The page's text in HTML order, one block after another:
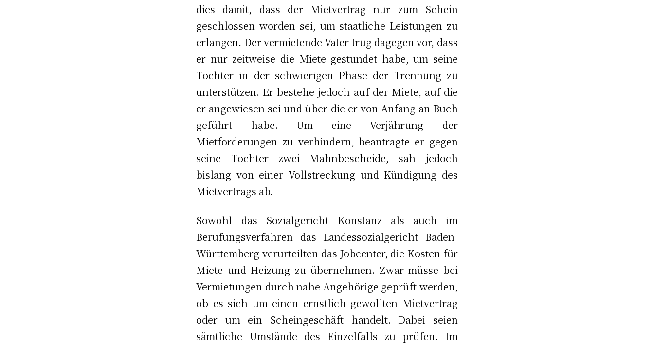
dies damit, dass der Mietvertrag nur zum Schein
geschlossen worden sei, um staatliche Leistungen zu
erlangen. Der vermietende Vater trug dagegen vor, dass
er nur zeitweise die Miete gestundet habe, um seine
Tochter in der schwierigen Phase der Trennung zu
unterstützen. Er bestehe jedoch auf der Miete, auf die
er angewiesen sei und über die er von Anfang an Buch
geführt habe. Um eine Verjährung der
Mietforderungen zu verhindern, beantragte er gegen
seine Tochter zwei Mahnbescheide, sah jedoch
bislang von einer Vollstreckung und Kündigung des
Mietvertrags ab.
Sowohl das Sozialgericht Konstanz als auch im
Berufungsverfahren das Landessozialgericht Baden-
Württemberg verurteilten das Jobcenter, die Kosten für
Miete und Heizung zu übernehmen. Zwar müsse bei
Vermietungen durch nahe Angehörige geprüft werden,
ob es sich um einen ernstlich gewollten Mietvertrag
oder um ein Scheingeschäft handelt. Dabei seien
sämtliche Umstände des Einzelfalls zu prüfen. Im